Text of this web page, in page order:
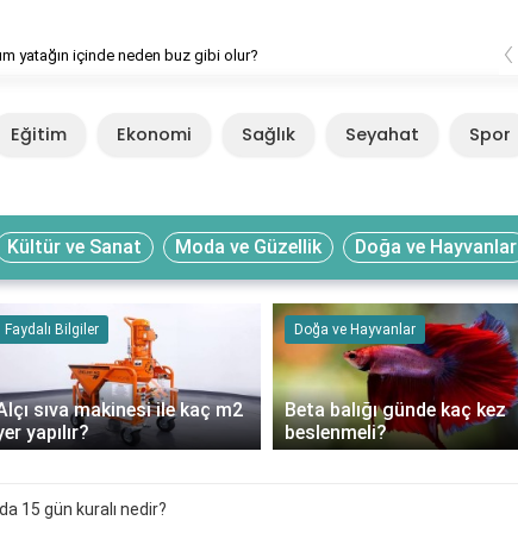
yatağın içinde neden buz gibi olur? ‹
Eğitim Ekonomi Sağlık Seyahat Spor
Kültür ve Sanat Moda ve Güzellik Doğa ve Hayvanlar
Faydalı Bilgiler
sıva makinesi ile kaç m2
yapılır?
Doğa ve Hayvanlar
Beta balığı günde kaç kez
beslenmeli?
15 gün kuralı nedir?